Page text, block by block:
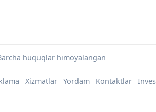
huquqlar himoyalangan
Xizmatlar Yordam Kontaktlar